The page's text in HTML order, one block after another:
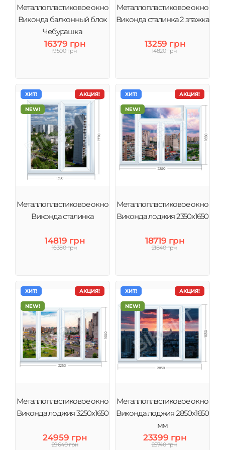
Металлопластиковое окно
Виконда балконный блок
Чебурашка
16379 грн
19500 грн
Металлопластиковое окно
Виконда сталинка 2 этажка
13259 грн
14820 грн
АКЦИЯ!
ХИТ!
NEW!
Металлопластиковое окно
Виконда сталинка
14819 грн
16380 грн
АКЦИЯ!
ХИТ!
NEW!
Металлопластиковое окно
Виконда лоджия 2350х1650
18719 грн
21840 грн
АКЦИЯ!
ХИТ!
NEW!
Металлопластиковое окно
Виконда лоджия 3250х1650
24959 грн
29640 грн
АКЦИЯ!
ХИТ!
NEW!
Металлопластиковое окно
Виконда лоджия 2850х1650
мм
23399 грн
25740 грн